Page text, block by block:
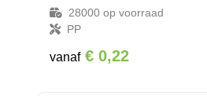
28000op voorraad
PP
vanaf € 0,22